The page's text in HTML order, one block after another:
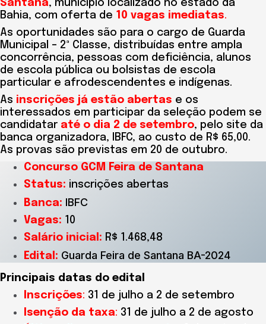
Santana, município localizado no estado da
Bahia, com oferta de 10 vagas imediatas.
As oportunidades são para o cargo de Guarda
Municipal – 2ª Classe, distribuídas entre ampla
concorrência, pessoas com deficiência, alunos
de escola pública ou bolsistas de escola
particular e afrodescendentes e indígenas.
As inscrições já estão abertas e os
interessados em participar da seleção podem se
candidatar até o dia 2 de setembro, pelo site da
banca organizadora, IBFC, ao custo de R$ 65,00.
As provas são previstas em 20 de outubro.
Concurso GCM Feira de Santana
Status: inscrições abertas
Banca: IBFC
Vagas: 10
Salário inicial: R$ 1.468,48
Edital: Guarda Feira de Santana BA-2024
Principais datas do edital
Inscrições: 31 de julho a 2 de setembro
Isenção da taxa: 31 de julho a 2 de agosto